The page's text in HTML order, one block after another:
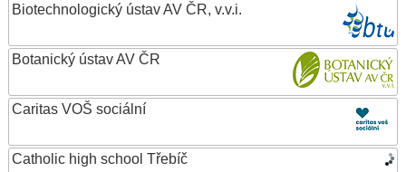
Biotechnologický ústav AV ČR, v.v.i.
Botanický ústav AV ČR
Caritas VOŠ sociální
Catholic high school Třebíč